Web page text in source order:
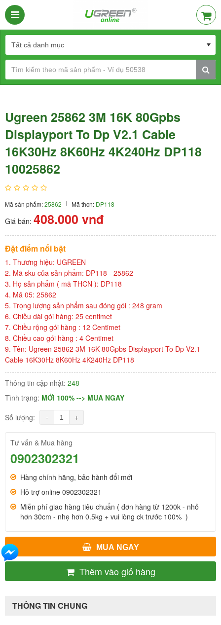
Ugreen 25862 3M 16K 80Gpbs
Displayport To Dp V2.1 Cable
16K30Hz 8K60Hz 4K240Hz DP118
10025862
Mã sản phẩm:25862 Mã thcn: DP118
Giá bán: 408.000 vnđ
Đặt điểm nổi bật
1. Thương hiệu: UGREEN
2. Mã sku của sản phẩm: DP118 - 25862
3. Họ sản phẩm ( mã THCN ): DP118
4. Mã 05: 25862
5. Trọng lượng sản phẩm sau đóng gói : 248 gram
6. Chiều dài gói hàng: 25 centimet
7. Chiều rộng gói hàng : 12 Centimet
8. Chiều cao gói hàng : 4 Centimet
9. Tên: Ugreen 25862 3M 16K 80Gpbs Displayport To Dp V2.1
Cable 16K30Hz 8K60Hz 4K240Hz DP118
Thông tin cập nhật: 248
Tình trạng: MỚI 100% --> MUA NGAY
Số lượng:
- +
Tư vấn & Mua hàng
0902302321
Hàng chính hãng, bảo hành đổi mới
Hỗ trợ online 0902302321
Miễn phí giao hàng tiêu chuẩn ( đơn hàng từ 1200k - nhỏ
hơn 30cm - nhẹ hơn 0.5kg + vui lòng ck trước 100% )
MUA NGAY
Thêm vào giỏ hàng
THÔNG TIN CHUNG